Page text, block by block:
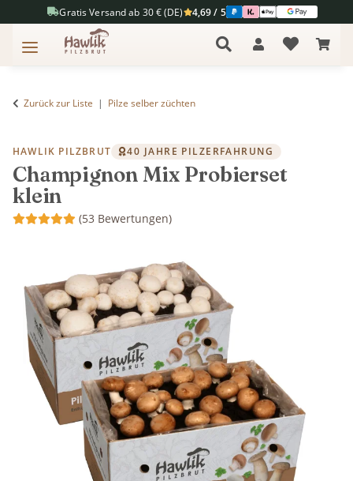
Gratis Versand ab 30 € (DE) 4,69 / 5
Zurück zur Liste Pilze selber züchten
HAWLIK PILZBRUT 40 JAHRE PILZERFAHRUNG
Champignon Mix Probierset
klein
(53 Bewertungen)